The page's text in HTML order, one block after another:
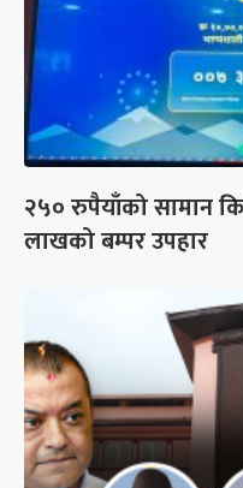
२५० रुपैयाँको सामान
लाखको बम्पर उपहार